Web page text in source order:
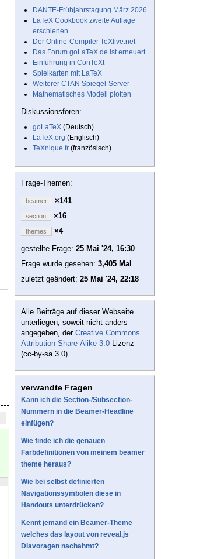
DANTE-Frühjahrstagung März 2026
LaTeX Cookbook zweite Auflage
erschienen
Der Online-Compiler TeXlive.net
Das Forum goLaTeX.de ist erneuert
Einführung in ConTeXt
Spielkarten mit LaTeX
Weiterer CTAN Spiegel-Server
Mathematisches Modell plotten
Diskussionsforen:
goLaTeX (Deutsch)
LaTeX.org (Englisch)
TeXnique.fr (französisch)
Frage-Themen:
beamer ×141
section ×16
themes
×4
gestellte Frage: 25 Mai '24, 16:30
Frage wurde gesehen: 3,405 Mal
zuletzt geändert: 25 Mai '24, 22:18
Alle Beiträge auf dieser Webseite
unterliegen, soweit nicht anders
angegeben, der Creative Commons
Attribution Share-Alike 3.0 Lizenz
(cc-by-sa 3.0).
verwandte Fragen
Kann ich die Section-/Subsection-
Nummern in die Beamer-Headline
einfügen?
Wie finde ich die genauen
Farbdefinitionen von meinem beamer
theme heraus?
Wie bei selbst definierten
Navigationssymbolen diese in
Handouts unterdrücken?
Kennt jemand ein Beamer-Theme
welches das layout von reveal.js
Diavoragen nachahmt?